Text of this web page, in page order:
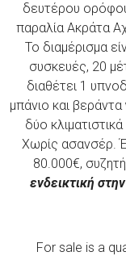
δευτέρου
παραλία Ακράτα
Το διαμέρισμα
συσκευές, 20
διαθέτει 1
μπάνιο και
δύο
Χωρίς ασανσέρ.
80.000€,
ενδεικτική
For sale is a